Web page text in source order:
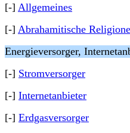
[-] Allgemeines
[-] Abrahamitische
Energieversorger,
[-] Stromversorger
[-] Internetanbieter
[-] Erdgasversorger